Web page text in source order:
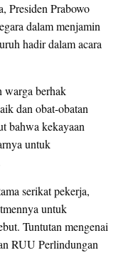
Presiden Prabowo
dalam menjamin
hadir dalam acara
warga berhak
dan obat-obatan
bahwa kekayaan
untuk
serikat pekerja,
untuk
Tuntutan mengenai
RUU Perlindungan